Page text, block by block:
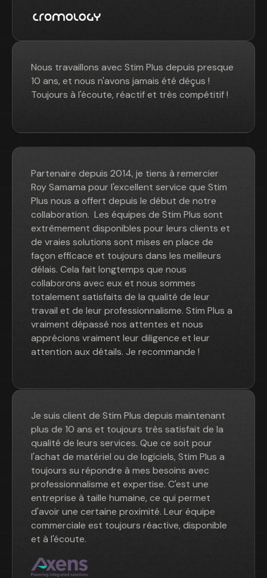
Nous travaillons avec Stim Plus depuis presque
10 ans, et nous n'avons jamais été déçus !
Toujours à l'écoute, réactif et très compétitif !
Partenaire depuis 2014, je tiens à remercier
Roy Samama pour l'excellent service que Stim
Plus nous a offert depuis le début de notre
collaboration. Les équipes de Stim Plus sont
extrêmement disponibles pour leurs clients et
de vraies solutions sont mises en place de
façon efficace et toujours dans les meilleurs
délais. Cela fait longtemps que nous
collaborons avec eux et nous sommes
totalement satisfaits de la qualité de leur
travail et de leur professionnalisme. Stim Plus a
vraiment dépassé nos attentes et nous
apprécions vraiment leur diligence et leur
attention aux détails. Je recommande !
Je suis client de Stim Plus depuis maintenant
plus de 10 ans et toujours très satisfait de la
qualité de leurs services. Que ce soit pour
l'achat de matériel ou de logiciels, Stim Plus a
toujours su répondre à mes besoins avec
professionnalisme et expertise. C'est une
entreprise à taille humaine, ce qui permet
d'avoir une certaine proximité. Leur équipe
commerciale est toujours réactive, disponible
et à l'écoute.